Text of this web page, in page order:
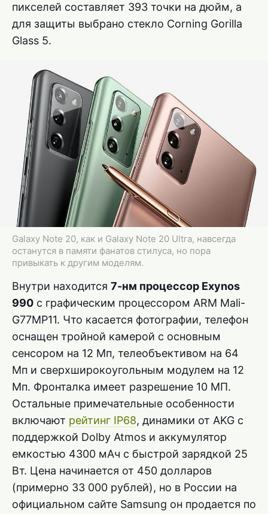
пикселей составляет 393 точки на дюйм, а
для защиты выбрано стекло Corning Gorilla
Glass 5.
Galaxy Note 20, как и Galaxy Note 20 Ultra, навсегда
останутся в памяти фанатов стилуса, но пора
привыкать к другим моделям.
Внутри находится 7-нм процессор Exynos
990 с графическим процессором ARM Mali-
G77MP11. Что касается фотографии, телефон
оснащен тройной камерой с основным
сенсором на 12 Мп, телеобъективом на 64
Мп и сверхширокоугольным модулем на 12
Мп. Фронталка имеет разрешение 10 МП.
Остальные примечательные особенности
включают рейтинг IP68, динамики от AKG с
поддержкой Dolby Atmos и аккумулятор
емкостью 4300 мАч с быстрой зарядкой 25
Вт. Цена начинается от 450 долларов
(примерно 33 000 рублей), но в России на
официальном сайте Samsung он продается по